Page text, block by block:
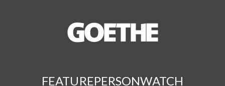
FEATUREPERSONWATCH